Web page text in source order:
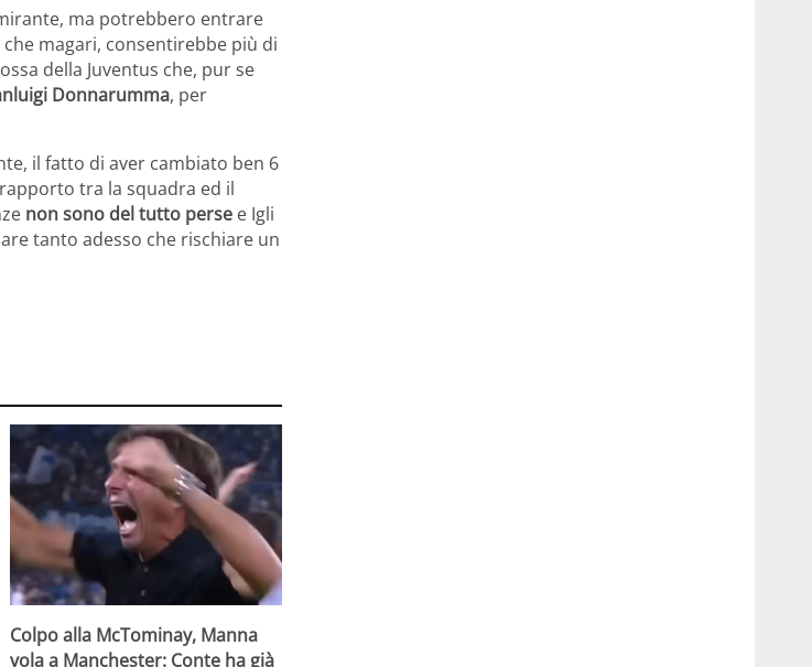
ma potrebbero entrare
magari, consentirebbe più di
della Juventus che, pur se
Donnarumma, per
il fatto di aver cambiato ben 6
tra la squadra ed il
non sono del tutto perse e Igli
tanto adesso che rischiare un
Colpo alla McTominay, Manna
vola a Manchester: Conte ha già